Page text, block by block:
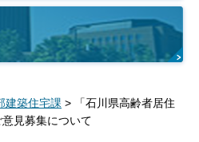
建築住宅課 > 「石川県高齢者居住
見募集について